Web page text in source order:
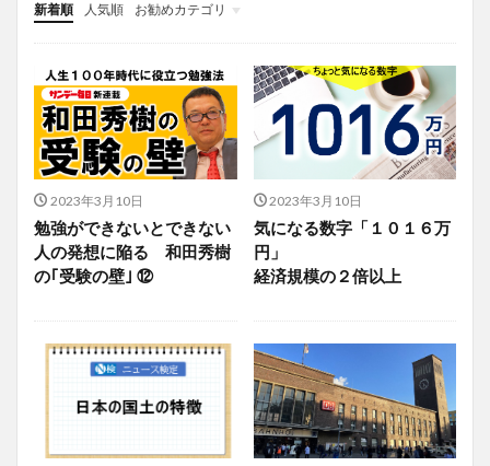
新着順 人気順
お勧めカテゴリ
投稿
学び
マンガ
電子書籍
2023年3月10日
勉強ができないとできない
人の発想に陥る 和田秀樹
の｢受験の壁｣ ⑫
2023年3月10日
気になる数字「１０１６万
円」
経済規模の２倍以上